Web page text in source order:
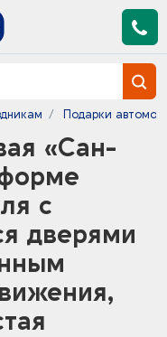
Подарки
«Сан-
с
дверями